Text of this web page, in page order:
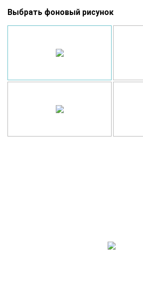
Выбрать фоновый рисунок